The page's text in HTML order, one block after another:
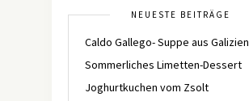
NEUESTE BEITRÄGE
Caldo Gallego- Suppe aus Galizien
Sommerliches Limetten-Dessert
Joghurtkuchen vom Zsolt